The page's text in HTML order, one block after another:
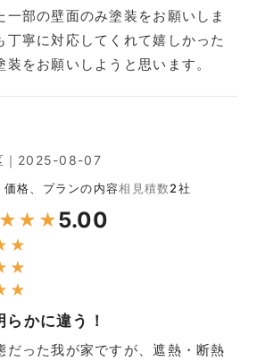
一部の壁面のみ塗装をお願いしま
丁寧に対応してくれて嬉しかった
をお願いしようと思います。
｜2025-08-07
価格、プランの内容相見積数2社
★ ★ ★5.00
★
★
★
かに違う！
だった我が家ですが、遮熱・断熱